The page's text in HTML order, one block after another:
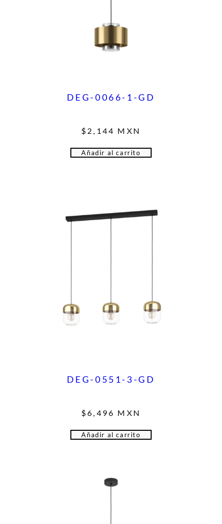
DEG-0066-1-GD
$ 2,144 MXN
Añadir al carrito
DEG-0551-3-GD
$6,496 MXN
Añadir al carrito